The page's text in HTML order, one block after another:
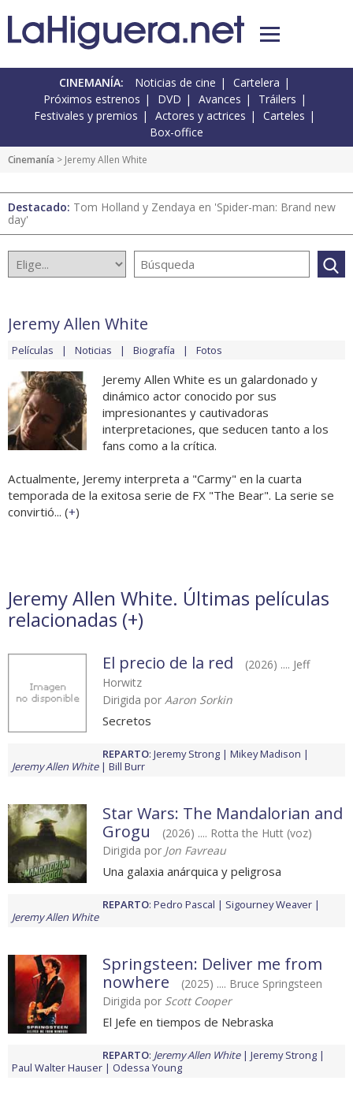
CINEMANÍA: Noticias de cine
Cartelera
Próximos estrenos
DVD Avances
Tráilers
Festivales y premios
Actores y actrices
Carteles
Box-office
Cinemanía > Jeremy Allen White
Destacado: Tom Holland y Zendaya en 'Spider-man: Brand new
day'
Jeremy Allen White
Películas Noticias Biografía Fotos
Jeremy Allen White es un galardonado y
dinámico actor conocido por sus
impresionantes y cautivadoras
interpretaciones, que seducen tanto a los
fans como a la crítica.
Actualmente, Jeremy interpreta a "Carmy" en la cuarta
temporada de la exitosa serie de FX "The Bear". La serie se
convirtió... (+)
Jeremy Allen White. Últimas películas
relacionadas (+)
El precio de la red
(2026) .... Jeff
Horwitz
Dirigida por Aaron Sorkin
Secretos
REPARTO: Jeremy Strong
Mikey Madison
Jeremy Allen White
Bill Burr
Star Wars: The Mandalorian and
Grogu
(2026) .... Rotta the Hutt (voz)
Dirigida por Jon Favreau
Una galaxia anárquica y peligrosa
REPARTO: Pedro Pascal
Sigourney Weaver
Jeremy Allen White
Springsteen: Deliver me from
nowhere
(2025) .... Bruce Springsteen
Dirigida por Scott Cooper
El Jefe en tiempos de Nebraska
REPARTO: Jeremy Allen White
Jeremy Strong
Paul Walter Hauser
Odessa Young